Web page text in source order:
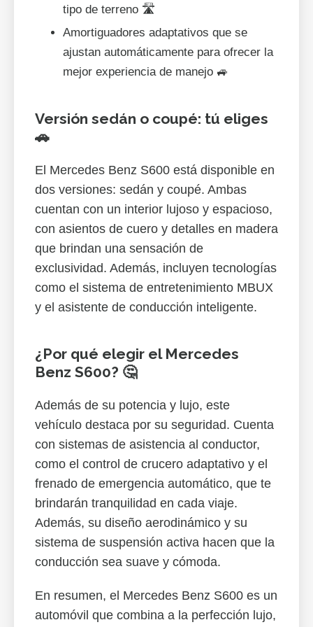
tipo de terreno 🛣️
Amortiguadores adaptativos que se
ajustan automáticamente para ofrecer la
mejor experiencia de manejo 🚙
Versión sedán o coupé: tú eliges
🚗
El Mercedes Benz S600 está disponible en
dos versiones: sedán y coupé. Ambas
cuentan con un interior lujoso y espacioso,
con asientos de cuero y detalles en madera
que brindan una sensación de
exclusividad. Además, incluyen tecnologías
como el sistema de entretenimiento MBUX
y el asistente de conducción inteligente.
¿Por qué elegir el Mercedes
Benz S600? 🤔
Además de su potencia y lujo, este
vehículo destaca por su seguridad. Cuenta
con sistemas de asistencia al conductor,
como el control de crucero adaptativo y el
frenado de emergencia automático, que te
brindarán tranquilidad en cada viaje.
Además, su diseño aerodinámico y su
sistema de suspensión activa hacen que la
conducción sea suave y cómoda.
En resumen, el Mercedes Benz S600 es un
automóvil que combina a la perfección lujo,